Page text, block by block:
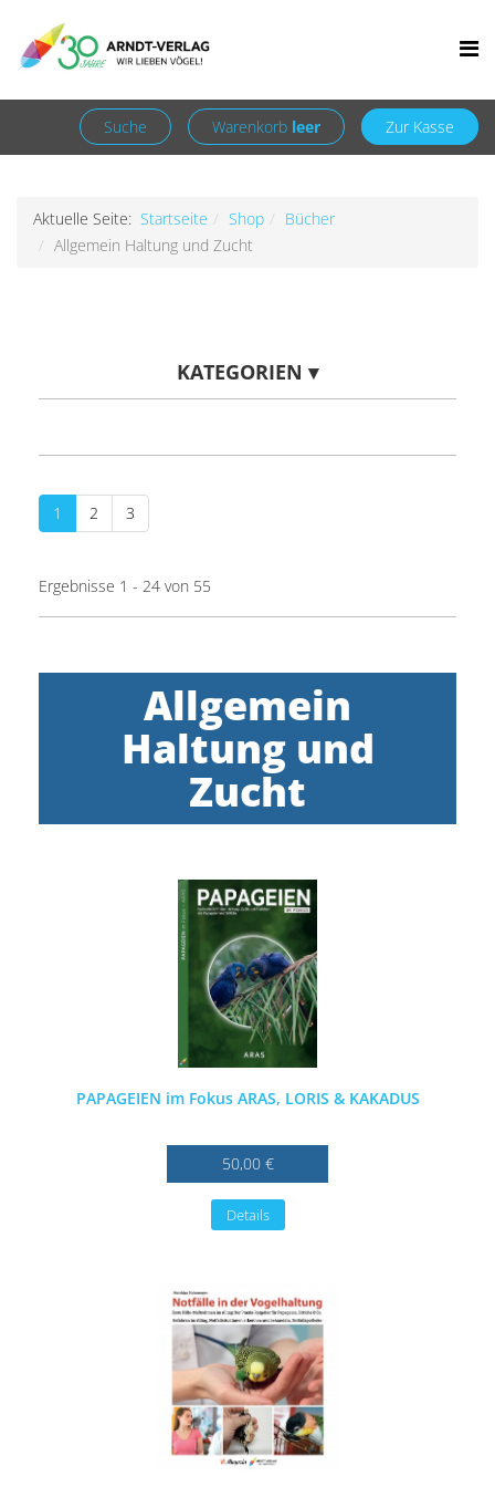
+49 7252 9707310
Anmelden
Registrieren
Suche
Warenkorb leer Zur Kasse
Aktuelle Seite: Startseite Shop
Bücher
Allgemein Haltung und Zucht
KATEGORIEN ▾
1 2 3
Ergebnisse 1 - 24 von 55
Allgemein
Haltung und
Zucht
PAPAGEIEN im Fokus ARAS, LORIS & KAKADUS
50,00 €
Details